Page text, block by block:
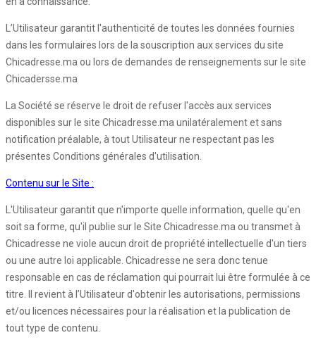
L’Utilisateur garantit l'authenticité de toutes les données fournies
dans les formulaires lors de la souscription aux services du site
Chicadresse.ma ou lors de demandes de renseignements sur le site
Chicadersse.ma
La Société se réserve le droit de refuser l'accès aux services
disponibles sur le site Chicadresse.ma unilatéralement et sans
notification préalable, à tout Utilisateur ne respectant pas les
présentes Conditions générales d'utilisation.
Contenu sur le Site :
L'Utilisateur garantit que n'importe quelle information, quelle qu'en
soit sa forme, qu'il publie sur le Site Chicadresse.ma ou transmet à
Chicadresse ne viole aucun droit de propriété intellectuelle d'un tiers
ou une autre loi applicable. Chicadresse ne sera donc tenue
responsable en cas de réclamation qui pourrait lui être formulée à ce
titre. Il revient à l’Utilisateur d'obtenir les autorisations, permissions
et/ou licences nécessaires pour la réalisation et la publication de
tout type de contenu.